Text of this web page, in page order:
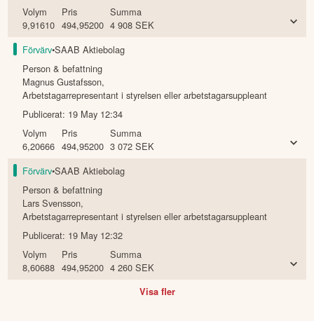
Volym
9,91610
Pris
494,95200
Summa
4 908 SEK
Förvärv•SAAB Aktiebolag
Person & befattning
Magnus Gustafsson,
Arbetstagarrepresentant i styrelsen eller arbetstagarsuppleant
Publicerat: 19 May 12:34
Volym
6,20666
Pris
494,95200
Summa
3 072 SEK
Förvärv•SAAB Aktiebolag
Person & befattning
Lars Svensson,
Arbetstagarrepresentant i styrelsen eller arbetstagarsuppleant
Publicerat: 19 May 12:32
Volym
8,60688
Pris
494,95200
Summa
4 260 SEK
Visa fler